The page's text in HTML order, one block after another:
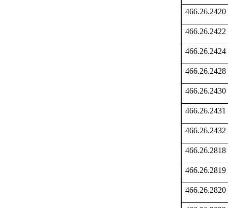
466.26.2420
466.26.2422
466.26.2424
466.26.2428
466.26.2430
466.26.2431
466.26.2432
466.26.2818
466.26.2819
466.26.2820